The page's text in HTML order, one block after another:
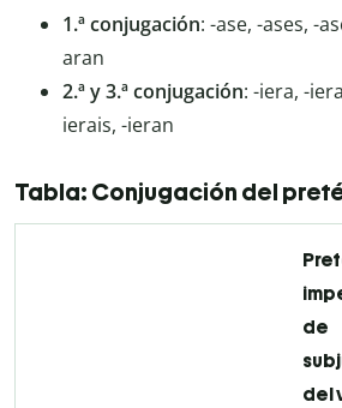
1.ª conjugación: -ase, -ases, -
aran
2.ª y 3.ª conjugación: -iera, -
ierais, -ieran
Tabla: Conjugación del
de
del